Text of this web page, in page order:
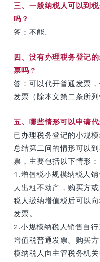
三、一般纳税人可以到
吗？
答：不能。
四、没有办理税务登记
票吗？
答：可以代开普通发票
发票（除本文第二条所列
五、哪些情形可以申请
已办理税务登记的小规
总结第二问的情形可以
票，主要包括以下情形：
1.增值税小规模纳税人
人出租不动产，购买方
税人缴纳增值税后可以
发票。
2.小规模纳税人销售自
增值税普通发票。购买
模纳税人向主管税务机关